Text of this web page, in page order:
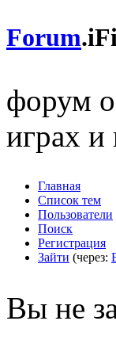
Forum.
форум
играх и
Главная
Список тем
Пользователи
Поиск
Регистрация
Зайти (через:
Вы не